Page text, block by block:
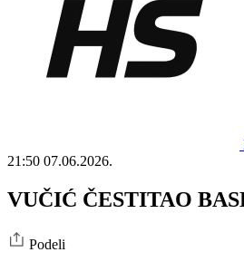
21:50 07.06.2026.
VUČIĆ ČESTITAO
Podeli